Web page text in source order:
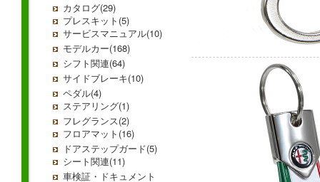
カタログ(29)
プレスキット(5)
サービスマニュアル(10)
モデルカー(168)
シフト関連(64)
サイドブレーキ(10)
ペダル(4)
ステアリング(1)
フレグランス(2)
フロアマット(16)
ドアステップガード(5)
シート関連(11)
車検証・ドキュメント